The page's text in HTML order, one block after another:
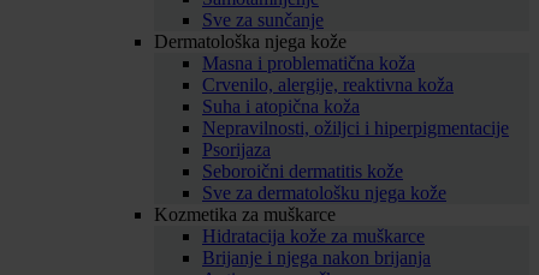
Sve za sunčanje
Dermatološka njega kože
Masna i problematična koža
Crvenilo, alergije, reaktivna koža
Suha i atopična koža
Nepravilnosti, ožiljci i hiperpigmentacije
Psorijaza
Seboroični dermatitis kože
Sve za dermatološku njega kože
Kozmetika za muškarce
Hidratacija kože za muškarce
Brijanje i njega nakon brijanja